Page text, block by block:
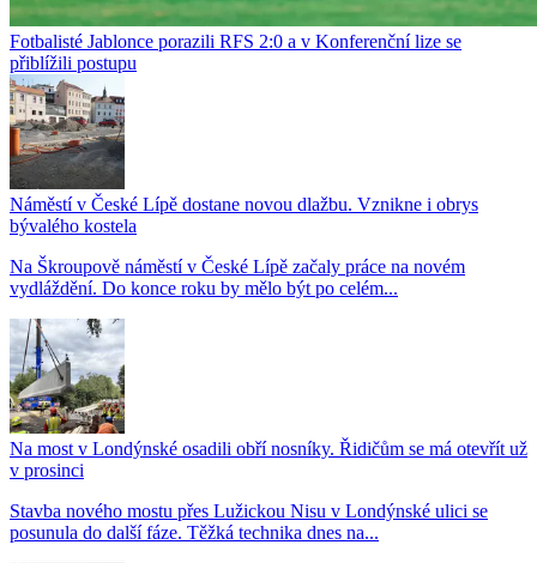
Fotbalisté Jablonce porazili RFS 2:0 a v Konferenční lize se
přiblížili postupu
Náměstí v České Lípě dostane novou dlažbu. Vznikne i obrys
bývalého kostela
Na Škroupově náměstí v České Lípě začaly práce na novém
vydláždění. Do konce roku by mělo být po celém...
Na most v Londýnské osadili obří nosníky. Řidičům se má otevřít už
v prosinci
Stavba nového mostu přes Lužickou Nisu v Londýnské ulici se
posunula do další fáze. Těžká technika dnes na...